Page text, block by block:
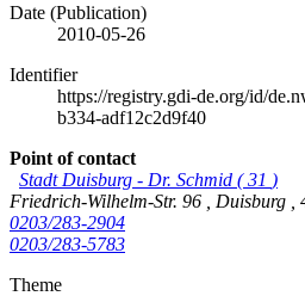
Date (Publication)
2010-05-26
Identifier
https://registry.gdi-de.org/id/
b334-adf12c2d9f40
Point of contact
Stadt Duisburg - Dr. Schmid (31 )
Friedrich-Wilhelm-Str. 96
Duisburg
0203/283-2904
0203/283-5783
Theme